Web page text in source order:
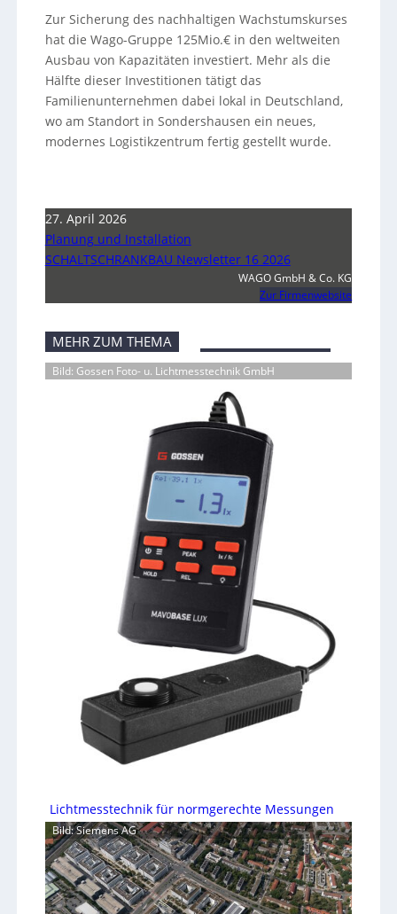
Zur Sicherung des nachhaltigen Wachstumskurses
hat die Wago-Gruppe 125Mio.€ in den weltweiten
Ausbau von Kapazitäten investiert. Mehr als die
Hälfte dieser Investitionen tätigt das
Familienunternehmen dabei lokal in Deutschland,
wo am Standort in Sondershausen ein neues,
modernes Logistikzentrum fertig gestellt wurde.
27. April 2026
Planung und Installation
SCHALTSCHRANKBAU Newsletter 16 2026
WAGO GmbH & Co. KG
Zur Firmenwebsite
MEHR ZUM THEMA
Bild: Gossen Foto- u. Lichtmesstechnik GmbH
Lichtmesstechnik für normgerechte Messungen
Bild: Siemens AG